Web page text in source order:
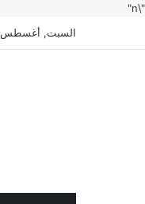
"\n"
السبت, أغسطس 8 2026